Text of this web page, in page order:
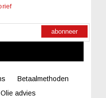
abonneer
Betaalmethoden
Olie advies